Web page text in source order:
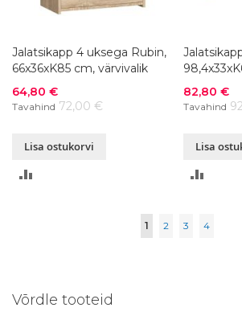
Jalatsikapp 4 uksega Rubin,
66x36xK85 cm, värvivalik
Soodushind
64,80 €
Tavahind 72,00 €
Lisa ostukorvi
Soodushind
82,80 €
Tavahind
Lisa
Page
You're
1 Page
2 Page
3 Page
4
Võrdle tooteid